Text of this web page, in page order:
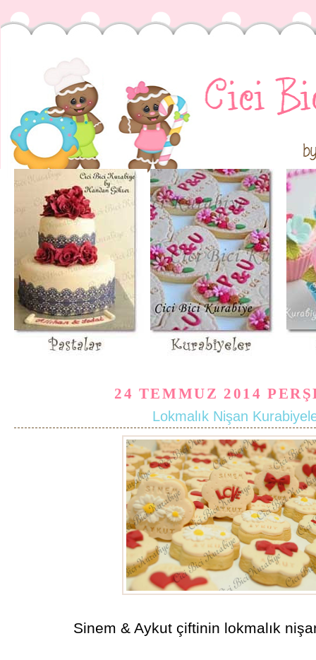
24 TEMMUZ 2014
Lokmalık Nişan
Sinem & Aykut çiftinin lokmalık